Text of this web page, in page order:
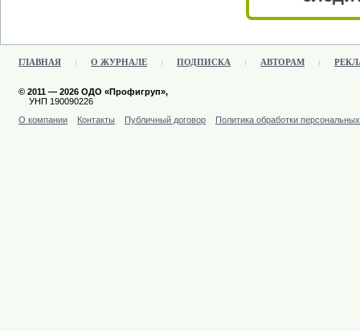
ГЛАВНАЯ О ЖУРНАЛЕ ПОДПИСКА АВТОРАМ
© 2011 — 2026 ОДО «Профигруп»,
УНП 190090226
О компании
Контакты Публичный договор Политика обработки